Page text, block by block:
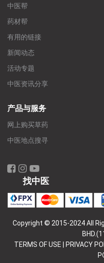
中医帮
药材帮
有用的链接
新闻动态
活动专题
中医资讯分享
产品与服务
网上购买草药
中医地点搜寻
找中医
Copyright © 2015-2024 All
TERMS OF USE
PRIVACY